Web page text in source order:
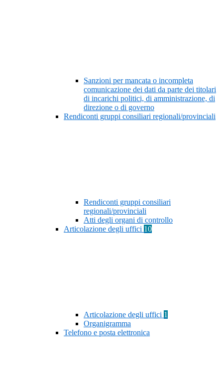
Sanzioni per mancata o incompleta
comunicazione dei dati da parte dei titolari
di incarichi politici, di amministrazione, di
direzione o di governo
Rendiconti gruppi consiliari regionali/provinciali
Rendiconti gruppi consiliari
regionali/provinciali
Atti degli organi di controllo
Articolazione degli uffici 10
Articolazione degli uffici 1
Organigramma
Telefono e posta elettronica